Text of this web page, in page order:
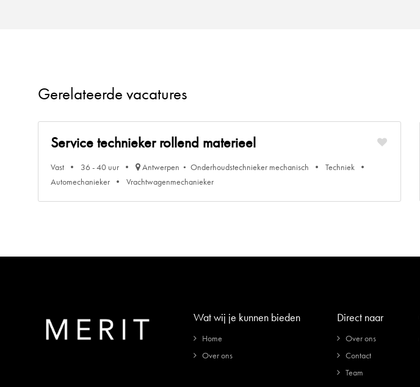
Gerelateerde vacatures
Service technieker rollend materieel
Vast 36 - 40 uur Antwerpen Onderhoudstechnieker mechanisch
Techniek
Automechanieker
Vrachtwagenmechanieker
Wat wij je kunnen bieden
Home
Over ons
Direct naar
Over ons
Contact
Team